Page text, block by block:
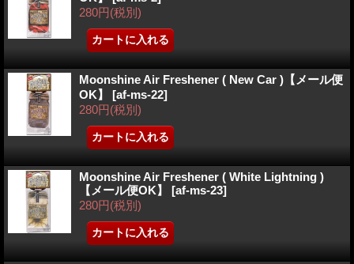
280円(税別)
Moonshine Air Freshener ( New Car )【メール便
OK】 [af-ms-22]
280円(税別)
Moonshine Air Freshener ( White Lightning )
【メール便OK】 [af-ms-23]
280円(税別)